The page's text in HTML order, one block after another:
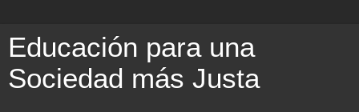
Educación para una
Sociedad más Justa